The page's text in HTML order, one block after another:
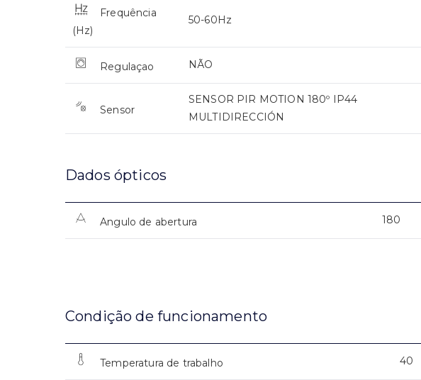
Frequência
(Hz)
50-60Hz
Regulaçao NÃO
Sensor
SENSOR PIR MOTION 180º IP44
MULTIDIRECCIÓN
Dados ópticos
Angulo de abertura 180
Condição de funcionamento
Temperatura de trabalho 40